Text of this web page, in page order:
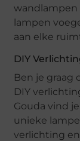
wandlampen
lampen
aan elke
DIY
Ben je graag
DIY
Gouda vind
unieke
verlichting